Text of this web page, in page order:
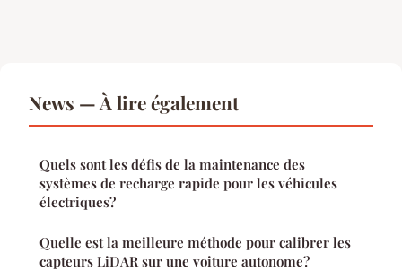
News — À lire également
Quels sont les défis de la maintenance des
systèmes de recharge rapide pour les véhicules
électriques?
Quelle est la meilleure méthode pour calibrer les
capteurs LiDAR sur une voiture autonome?